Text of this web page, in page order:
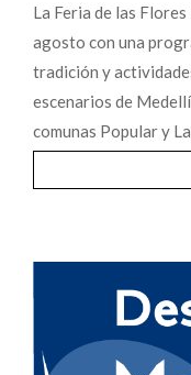
La Feria de las
agosto con una
tradición y
escenarios de
comunas Popular y